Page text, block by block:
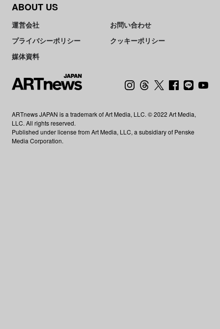
ABOUT US
運営会社
お問い合わせ
プライバシーポリシー
クッキーポリシー
媒体資料
ARTnews JAPAN is a trademark of Art Media, LLC. © 2022 Art Media,
LLC. All rights reserved.
Published under license from Art Media, LLC, a subsidiary of Penske
Media Corporation.